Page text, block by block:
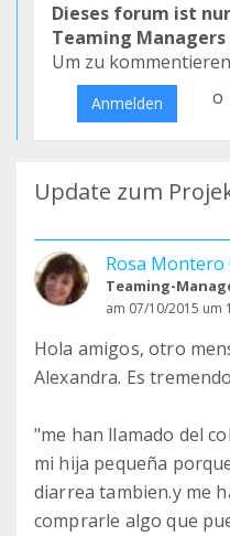
Dieses forum ist
Teaming Managers
Um zu
Anmelden o
Update zum
Rosa Montero
Teaming-
am 07/10/2015 um
Hola amigos, otro
Alexandra. Es
"me han llamado del
mi hija pequeña
diarrea tambien.y me
comprarle algo que